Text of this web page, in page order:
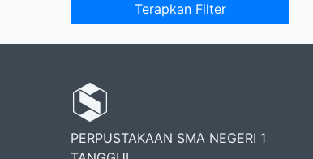
Terapkan Filter
PERPUSTAKAAN SMA NEGERI 1